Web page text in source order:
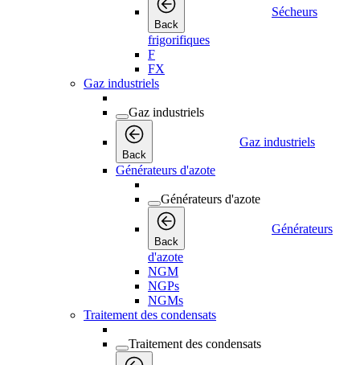
Back
Sécheurs
frigorifiques
F
FX
Gaz industriels
Gaz industriels
Back
Gaz industriels
Générateurs d'azote
Générateurs d'azote
Back
Générateurs
d'azote
NGM
NGPs
NGMs
Traitement des condensats
Traitement des condensats